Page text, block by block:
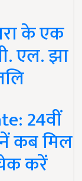
के एक
एल. झा
24वीं
कब मिल
करें